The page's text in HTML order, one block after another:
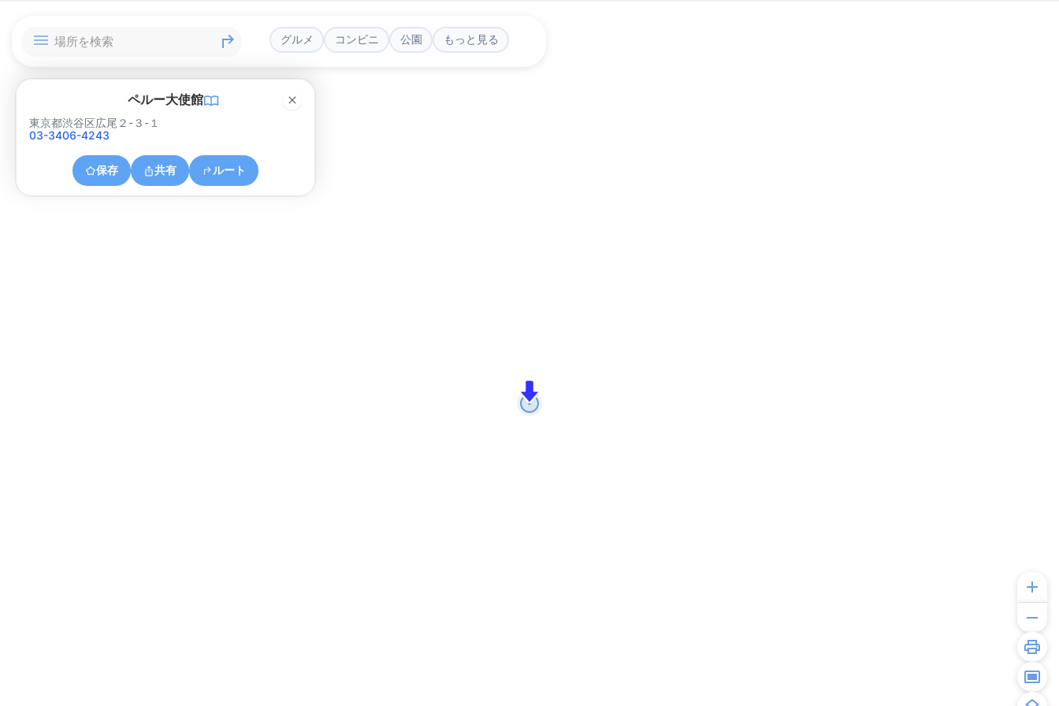
グルメ コンビニ 公園 もっと見る
ペルー大使館
東京都渋谷区広尾２-３-１
03-3406-4243
保存 共有 ルート